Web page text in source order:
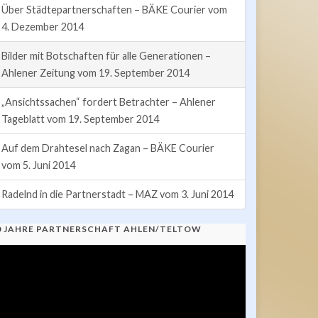
Über Städtepartnerschaften – BÄKE Courier vom
4. Dezember 2014
Bilder mit Botschaften für alle Generationen –
Ahlener Zeitung vom 19. September 2014
„Ansichtssachen“ fordert Betrachter – Ahlener
Tageblatt vom 19. September 2014
Auf dem Drahtesel nach Zagan – BÄKE Courier
vom 5. Juni 2014
Radelnd in die Partnerstadt – MAZ vom 3. Juni 2014
JAHRE PARTNERSCHAFT AHLEN/TELTOW